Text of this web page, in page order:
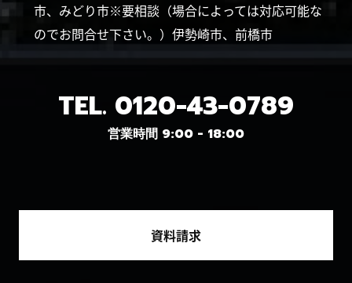
市、みどり市※要相談（場合によっては対応可能な
のでお問合せ下さい。）伊勢崎市、前橋市
TEL. 0120-43-0789
営業時間 9:00 - 18:00
資料請求